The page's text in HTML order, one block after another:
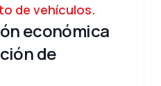
de vehículos.
económica
de